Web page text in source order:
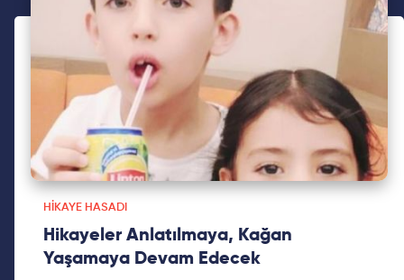
HIKAYE HASADI
Hikayeler Anlatılmaya, Kağan
Yaşamaya Devam Edecek